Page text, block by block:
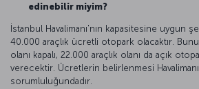
edinebilir miyim?
İstanbul Havalimanı'nın kapasitesine uygun
40.000 araçlık ücretli otopark olacaktır.
olanı kapalı, 22.000 araçlık olanı da açık
verecektir. Ücretlerin belirlenmesi
sorumluluğundadır.